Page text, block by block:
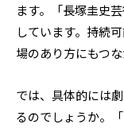
ます。「長塚圭史
しています。持続
場のあり方にもつ
では、具体的には
るのでしょうか。